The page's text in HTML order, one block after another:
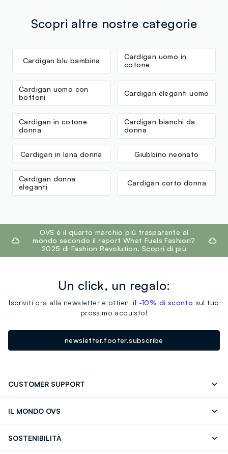
Scopri altre nostre categorie
Cardigan blu bambina
Cardigan uomo in
cotone
Cardigan uomo con
bottoni
Cardigan eleganti uomo
Cardigan in cotone
donna
Cardigan bianchi da
donna
Cardigan in lana donna Giubbino neonato
Cardigan donna
eleganti
Cardigan corto donna
footer.ariatitleOVS è il quarto marchio più trasparente al
mondo secondo il report What Fuels Fashion?
2025 di Fashion Revolution. Scopri di più
Un click, un regalo:
Iscriviti ora alla newsletter e ottieni il -10% di sconto sul tuo
prossimo acquisto!
newsletter.footer.subscribe
CUSTOMER SUPPORT
IL MONDO OVS
SOSTENIBILITÀ